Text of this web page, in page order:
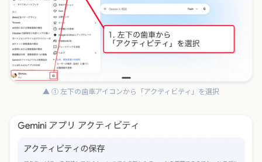
▲ ① 左下の歯車アイコンから「アクティビティ」を選択